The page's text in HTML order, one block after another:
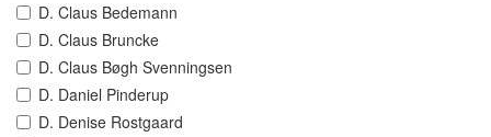
D. Claus Bedemann
D. Claus Bruncke
D. Claus Bøgh Svenningsen
D. Daniel Pinderup
D. Denise Rostgaard